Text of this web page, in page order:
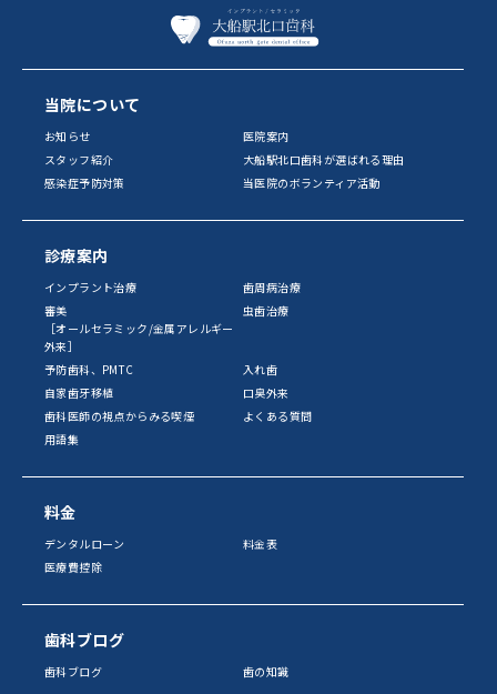
当院について
お知らせ
医院案内
スタッフ紹介
大船駅北口歯科が選ばれる理由
感染症予防対策
当医院のボランティア活動
診療案内
インプラント治療
歯周病治療
審美
［オールセラミック/金属アレルギー
外来］
虫歯治療
予防歯科、PMTC
入れ歯
自家歯牙移植
口臭外来
歯科医師の視点からみる喫煙
よくある質問
用語集
料金
デンタルローン
料金表
医療費控除
歯科ブログ
歯科ブログ 歯の知識